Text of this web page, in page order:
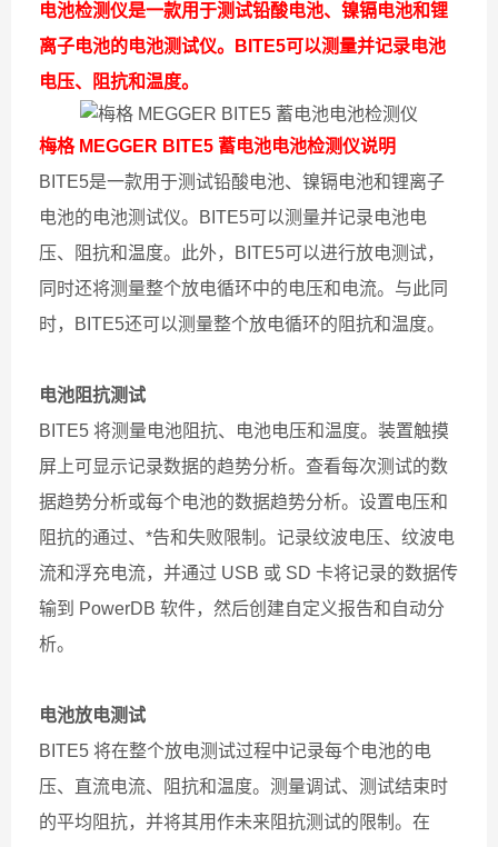
电池检测仪是一款用于测试铅酸电池、镍镉电池和锂
离子电池的电池测试仪。BITE5可以测量并记录电池
电压、阻抗和温度。
梅格 MEGGER BITE5 蓄电池电池检测仪说明
BITE5是一款用于测试铅酸电池、镍镉电池和锂离子
电池的电池测试仪。BITE5可以测量并记录电池电
压、阻抗和温度。此外，BITE5可以进行放电测试，
同时还将测量整个放电循环中的电压和电流。与此同
时，BITE5还可以测量整个放电循环的阻抗和温度。
电池阻抗测试
BITE5 将测量电池阻抗、电池电压和温度。装置触摸
屏上可显示记录数据的趋势分析。查看每次测试的数
据趋势分析或每个电池的数据趋势分析。设置电压和
阻抗的通过、*告和失败限制。记录纹波电压、纹波电
流和浮充电流，并通过 USB 或 SD 卡将记录的数据传
输到 PowerDB 软件，然后创建自定义报告和自动分
析。
电池放电测试
BITE5 将在整个放电测试过程中记录每个电池的电
压、直流电流、阻抗和温度。测量调试、测试结束时
的平均阻抗，并将其用作未来阻抗测试的限制。在